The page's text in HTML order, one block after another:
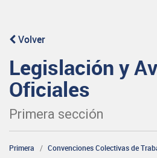
Volver
Legislación y
Oficiales
Primera sección
Primera Convenciones Colectivas de